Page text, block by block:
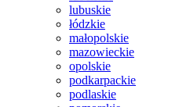
lubuskie
łódzkie
małopolskie
mazowieckie
opolskie
podkarpackie
podlaskie